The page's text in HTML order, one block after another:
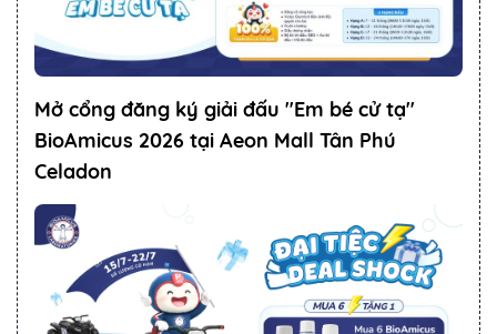
Mở cổng đăng ký giải đấu "Em bé cử tạ"
BioAmicus 2026 tại Aeon Mall Tân Phú
Celadon